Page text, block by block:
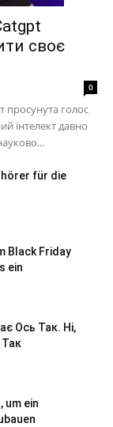
своє
0
просунута голос
інтелект давно
für die
Black Friday
ein
Ось Так. Ні,
Так
um ein